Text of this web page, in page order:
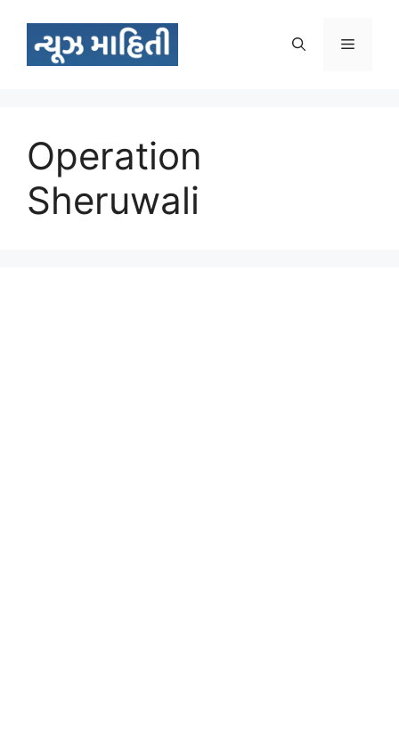
content
Menu
Operation
Sheruwali